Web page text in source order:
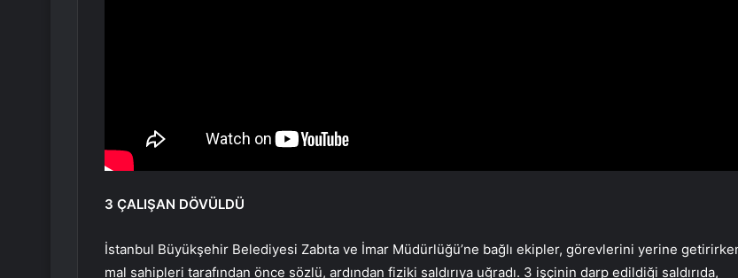
3 ÇALIŞAN DÖVÜLDÜ
İstanbul Büyükşehir Belediyesi Zabıta ve İmar Müdürlüğü’ne bağlı ekipler, görevlerini yerine
mal sahipleri tarafından önce sözlü, ardından fiziki saldırıya uğradı. 3 işçinin darp edildiği saldırıda,